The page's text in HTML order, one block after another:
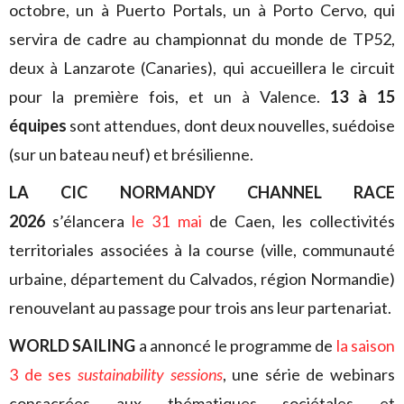
octobre, un à Puerto Portals, un à Porto Cervo, qui
servira de cadre au championnat du monde de TP52,
deux à Lanzarote (Canaries), qui accueillera le circuit
pour la première fois, et un à Valence. 13 à 15
équipes sont attendues, dont deux nouvelles, suédoise
(sur un bateau neuf) et brésilienne.
LA CIC NORMANDY CHANNEL RACE
2026 s’élancera le 31 mai de Caen, les collectivités
territoriales associées à la course (ville, communauté
urbaine, département du Calvados, région Normandie)
renouvelant au passage pour trois ans leur partenariat.
WORLD SAILING a annoncé le programme de la saison
3 de ses sustainability sessions, une série de webinars